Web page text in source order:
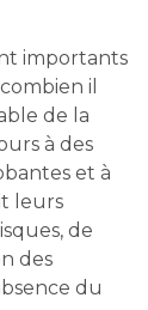
importants
il
de la
à des
et à
leurs
de
des
du